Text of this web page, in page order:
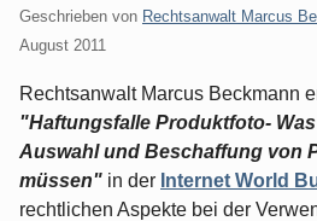
Geschrieben von Rechtsanwalt Marcus
August 2011
Rechtsanwalt Marcus Beckmann
"Haftungsfalle Produktfoto-
Auswahl und Beschaffung von
müssen" in der Internet World
rechtlichen Aspekte bei der